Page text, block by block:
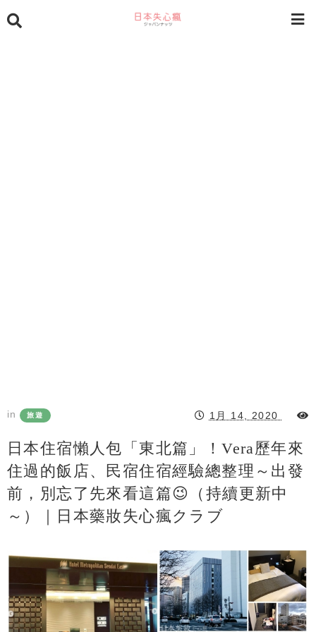
in 旅遊 1月 14, 2020
日本住宿懶人包「東北篇」！Vera歷年來
住過的飯店、民宿住宿經驗總整理～出發
前，別忘了先來看這篇😉（持續更新中
～）｜日本藥妝失心瘋クラブ